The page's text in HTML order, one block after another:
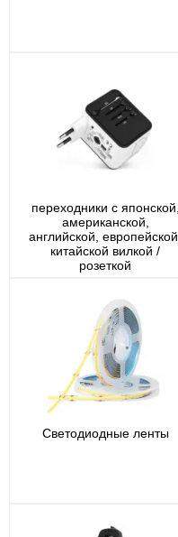
переходники с японской,
американской,
английской, европейской,
китайской вилкой /
розеткой
Светодиодные ленты